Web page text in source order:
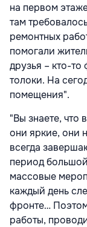
на первом
там
ремонтных
помогали
друзья – кто-
толоки. На
помещения".
"Вы знаете, что
они яркие, они
всегда
период
массовые
каждый день
фронте…
работы,